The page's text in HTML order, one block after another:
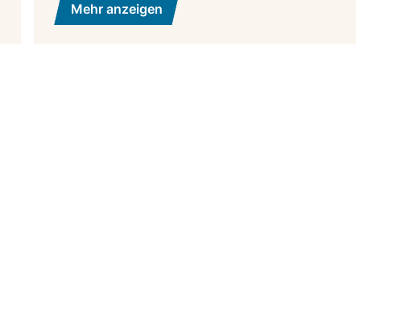
Mehr anzeigen